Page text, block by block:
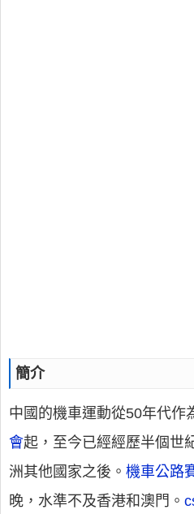
簡介
中國的機車運動從50年代作
會起，至今已經經歷半個世
洲其他國家之後。 機車公路
晚，水準不及香港和澳門。